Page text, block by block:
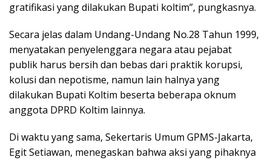
gratifikasi yang dilakukan Bupati koltim”, pungkasnya.
Secara jelas dalam Undang-Undang No.28 Tahun 1999,
menyatakan penyelenggara negara atau pejabat
publik harus bersih dan bebas dari praktik korupsi,
kolusi dan nepotisme, namun lain halnya yang
dilakukan Bupati Koltim beserta beberapa oknum
anggota DPRD Koltim lainnya.
Di waktu yang sama, Sekertaris Umum GPMS-Jakarta,
Egit Setiawan, menegaskan bahwa aksi yang pihaknya